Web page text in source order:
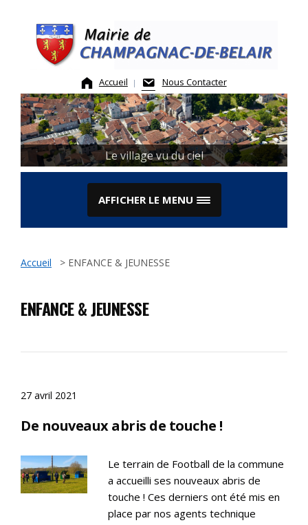
content
Accueil Nous Contacter
Le village vu du ciel
AFFICHER LE MENU
Accueil > ENFANCE & JEUNESSE
ENFANCE & JEUNESSE
27 avril 2021
De nouveaux abris de touche !
Le terrain de Football de la commune
a accueilli ses nouveaux abris de
touche ! Ces derniers ont été mis en
place par nos agents technique